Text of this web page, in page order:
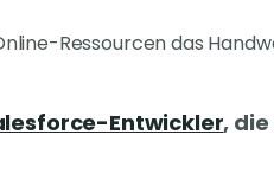
Ressourcen das
Entwickler,